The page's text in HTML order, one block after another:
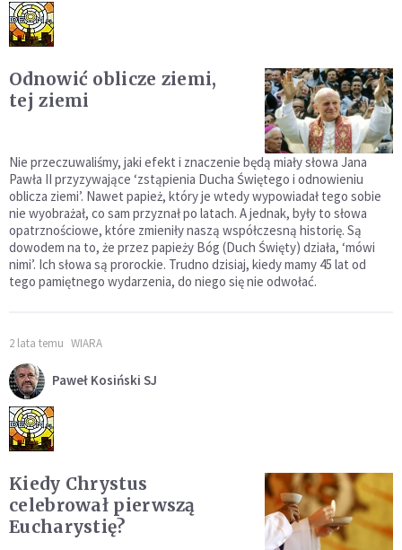
Odnowić oblicze ziemi,
tej ziemi
Nie przeczuwaliśmy, jaki efekt i znaczenie będą miały słowa Jana
Pawła II przyzywające ‘zstąpienia Ducha Świętego i odnowieniu
oblicza ziemi’. Nawet papież, który je wtedy wypowiadał tego sobie
nie wyobrażał, co sam przyznał po latach. A jednak, były to słowa
opatrznościowe, które zmieniły naszą współczesną historię. Są
dowodem na to, że przez papieży Bóg (Duch Święty) działa, ‘mówi
nimi’. Ich słowa są prorockie. Trudno dzisiaj, kiedy mamy 45 lat od
tego pamiętnego wydarzenia, do niego się nie odwołać.
2 lata temu WIARA
Paweł Kosiński SJ
Kiedy Chrystus
celebrował pierwszą
Eucharystię?